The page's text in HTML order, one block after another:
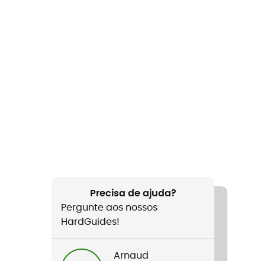
Precisa de ajuda?
Pergunte aos nossos
HardGuides!
Arnaud